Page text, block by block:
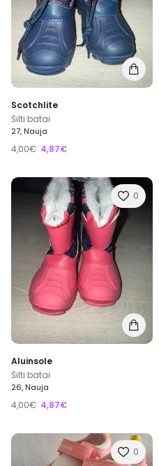
Scotchlite
Šilti batai
27, Nauja
4,00€ 4,87€
0
Aluinsole
Šilti batai
26, Nauja
4,00€ 4,87€
0